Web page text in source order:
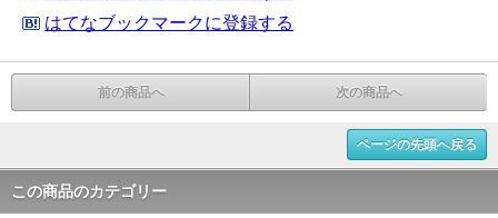
はてなブックマークに登録する
前の商品へ 次の商品へ
ページの先頭へ戻る
この商品のカテゴリー